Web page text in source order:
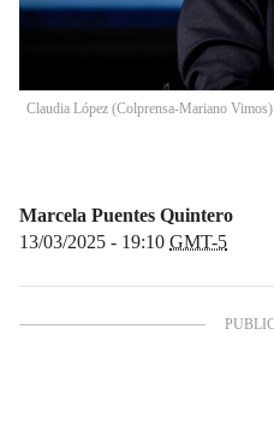
Claudia López (Colprensa-Mariano Vimos)
Marcela Puentes Quintero
13/03/2025 - 19:10 GMT-5